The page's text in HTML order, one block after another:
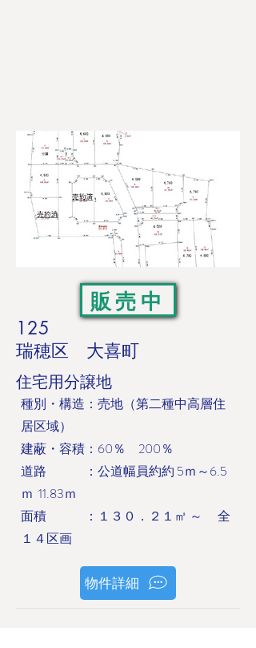
販売中
125
瑞穂区 大喜町
住宅用分譲地
​種別・構造：売地（第二種中高層住
居区域）
建蔽・容積：60％ 200％
道路 ：公道幅員約約 5ｍ～6.5
ｍ 11.83ｍ
面積 ：１３０．２１㎡ ～ 全
１４区画
物件詳細